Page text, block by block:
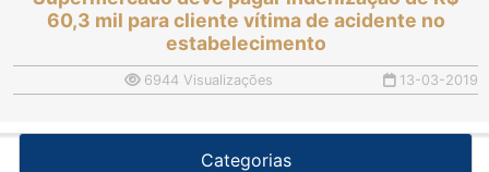
60,3 mil para cliente vítima de acidente no
estabelecimento
6944 Visualizações 13-03-2019
Categorias